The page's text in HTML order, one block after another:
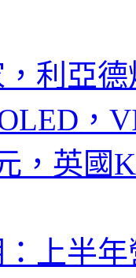
利亞
，
，英國
上半